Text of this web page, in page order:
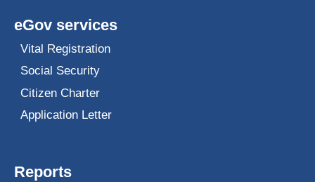
eGov services
Vital Registration
Social Security
Citizen Charter
Application Letter
Reports